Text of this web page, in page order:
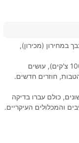
במחירון (מכירון),
100% מימון, ללא מקדמה, מקבלים צ'קים (עד 100 צ'קים), עושים
חוזרים חדשים.
כולם עברו בדיקה
והמכלולים העיקריים.